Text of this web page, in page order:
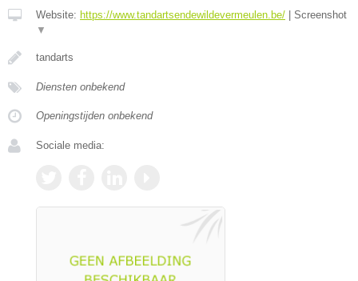
Website: https://www.tandartsendewildevermeulen.be/
Screenshot
▼
tandarts
Diensten onbekend
Openingstijden onbekend
Sociale media: